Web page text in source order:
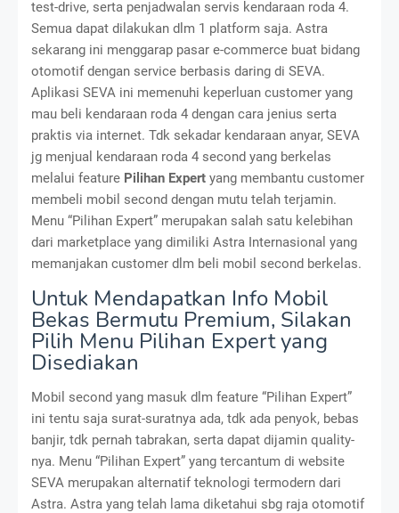
test-drive, serta penjadwalan servis kendaraan roda 4.
Semua dapat dilakukan dlm 1 platform saja. Astra
sekarang ini menggarap pasar e-commerce buat bidang
otomotif dengan service berbasis daring di SEVA.
Aplikasi SEVA ini memenuhi keperluan customer yang
mau beli kendaraan roda 4 dengan cara jenius serta
praktis via internet. Tdk sekadar kendaraan anyar, SEVA
jg menjual kendaraan roda 4 second yang berkelas
melalui feature Pilihan Expert yang membantu customer
membeli mobil second dengan mutu telah terjamin.
Menu “Pilihan Expert” merupakan salah satu kelebihan
dari marketplace yang dimiliki Astra Internasional yang
memanjakan customer dlm beli mobil second berkelas.
Untuk Mendapatkan Info Mobil
Bekas Bermutu Premium, Silakan
Pilih Menu Pilihan Expert yang
Disediakan
Mobil second yang masuk dlm feature “Pilihan Expert”
ini tentu saja surat-suratnya ada, tdk ada penyok, bebas
banjir, tdk pernah tabrakan, serta dapat dijamin quality-
nya. Menu “Pilihan Expert” yang tercantum di website
SEVA merupakan alternatif teknologi termodern dari
Astra. Astra yang telah lama diketahui sbg raja otomotif